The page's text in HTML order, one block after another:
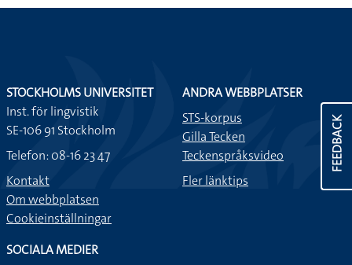
FEEDBACK
STOCKHOLMS UNIVERSITET
Inst. för lingvistik
SE-106 91 Stockholm
Telefon: 08-16 23 47
Kontakt
Om webbplatsen
Cookieinställningar
ANDRA WEBBPLATSER
STS-korpus
Gilla Tecken
Teckenspråksvideo
Fler länktips
SOCIALA MEDIER